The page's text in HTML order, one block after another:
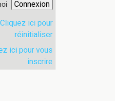
Cliquez ici pour
réinitialiser
ici pour vous
inscrire